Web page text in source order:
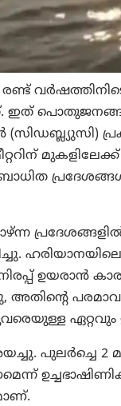
ഇത്
ഉയരാൻ
അതിന്റെ
ഏറ്റവും
പുലർച്ചെ 2